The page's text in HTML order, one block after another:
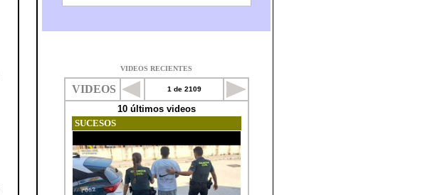
VIDEOS RECIENTES